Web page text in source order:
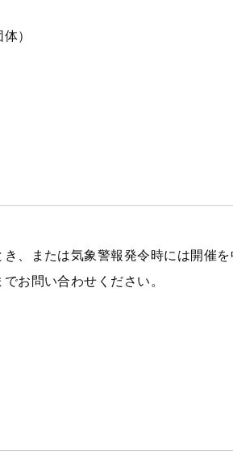
体）
、または気象警報発令時には開催
お問い合わせください。